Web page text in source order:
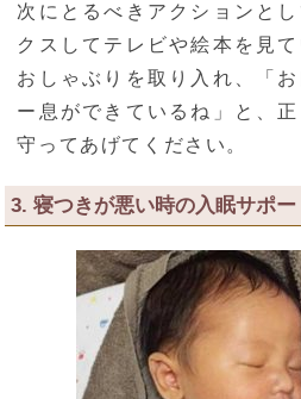
次にとるべきアクションと
クスしてテレビや絵本を見
おしゃぶりを取り入れ、「
ー息ができているね」と、
守ってあげてください。
3. 寝つきが悪い時の入眠サポ